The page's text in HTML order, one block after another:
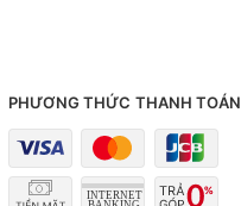
PHƯƠNG THỨC THANH TOÁN